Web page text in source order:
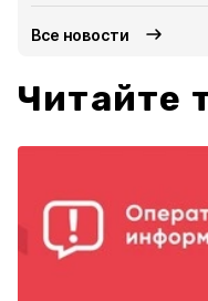
Все новости
Читайте